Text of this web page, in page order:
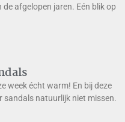
afgelopen jaren. Eén blik op
week écht warm! En bij deze
sandals natuurlijk niet missen.